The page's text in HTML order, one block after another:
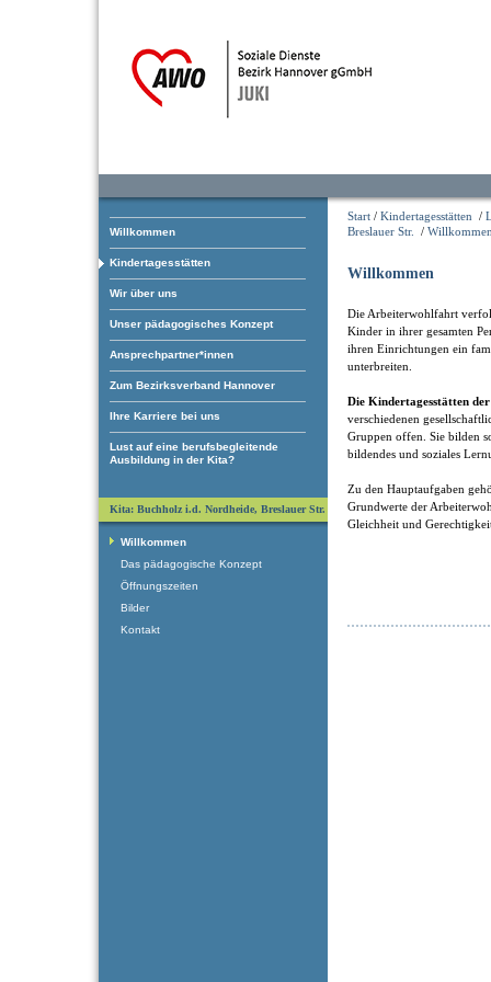
Willkommen
Kindertagesstätten
Wir über uns
Unser pädagogisches Konzept
Ansprechpartner*innen
Zum Bezirksverband Hannover
Ihre Karriere bei uns
Lust auf eine berufsbegleitende
Ausbildung in der Kita?
Start / Kindertagesstätten /
Breslauer Str.
/
Willkommen
Die Arbeiterwohlfahrt
Kinder in ihrer gesamten
ihren Einrichtungen ein
unterbreiten.
Die Kindertagesstätten
verschiedenen
Gruppen offen. Sie bilden
bildendes und soziales
Zu den Hauptaufgaben
Grundwerte der
Gleichheit und
Kita: Buchholz i.d. Nordheide, Breslauer Str.
Willkommen
Das pädagogische Konzept
Öffnungszeiten
Bilder
Kontakt